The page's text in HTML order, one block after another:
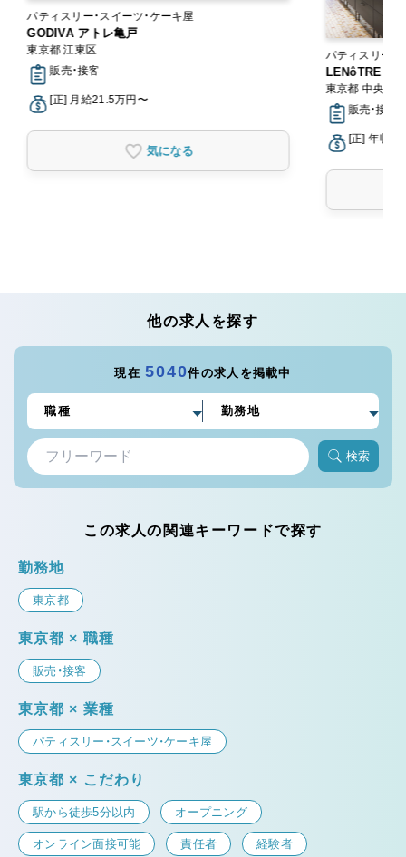
パティスリー・スイーツ・ケーキ屋
GODIVA アトレ亀戸
東京都 江東区
販売・接客
[正] 月給21.5万円〜
気になる
パティスリー・
LENôTRE＜
東京都 中央区
販売・接客
[正] 年収
他の求人を探す
現在5040件の求人を掲載中
検索
この求人の関連キーワードで探す
勤務地
東京都
東京都 × 職種
販売・接客
東京都 × 業種
パティスリー・スイーツ・ケーキ屋
東京都 × こだわり
駅から徒歩5分以内 オープニング
オンライン面接可能 責任者 経験者